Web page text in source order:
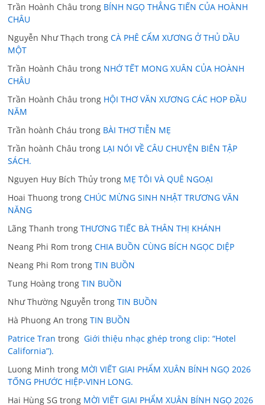
Trần Hoành Châu trong BÍNH NGỌ THẲNG TIẾN CỦA HOÀNH
CHÂU
Nguyễn Như Thạch trongCÀ PHÊ CẨM XƯƠNG Ở THỦ DẦU
MỘT
Trần Hoành Châu trong NHỚ TẾT MONG XUÂN CỦA HOÀNH
CHÂU
Trần Hoành Châu trong HỘI THƠ VĂN XƯƠNG CÁC HOP ĐẦU
NĂM
Trần hoành Cháu trong BÀI THƠ TIỄN MẸ
Trần hoành Châu trong LẠI NÓI VỀ CÂU CHUYỆN BIÊN TẬP
SÁCH.
Nguyen Huy Bích Thủy trong MẸ TÔI VÀ QUÊ NGOẠI
Hoai Thuong trongCHÚC MỪNG SINH NHẬT TRƯƠNG VĂN
NĂNG
Lãng Thanh trongTHƯƠNG TIẾC BÀ THÂN THỊ KHÁNH
Neang Phi Rom trongCHIA BUỒN CÙNG BÍCH NGỌC DIỆP
Neang Phi Rom trongTIN BUỒN
Tung Hoàng trongTIN BUỒN
Như Thường Nguyễn trongTIN BUỒN
Hà Phuong An trongTIN BUỒN
Patrice Tran trong Giới thiệu nhạc ghép trong clip: “Hotel
California”).
Luong Minh trong MỜI VIẾT GIAI PHẨM XUÂN BÍNH NGỌ 2026
TỐNG PHƯỚC HIỆP-VINH LONG.
Hai Hùng SG trong MỜI VIẾT GIAI PHẨM XUÂN BÍNH NGỌ 2026